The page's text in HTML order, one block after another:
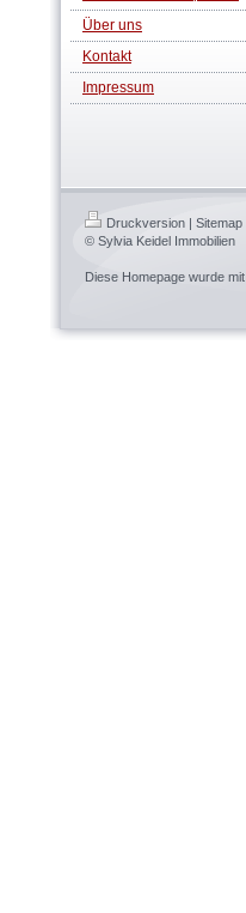
Über uns
Kontakt
Impressum
Druckversion | Sitemap
© Sylvia Keidel Immobilien
Diese Homepage wurde mit